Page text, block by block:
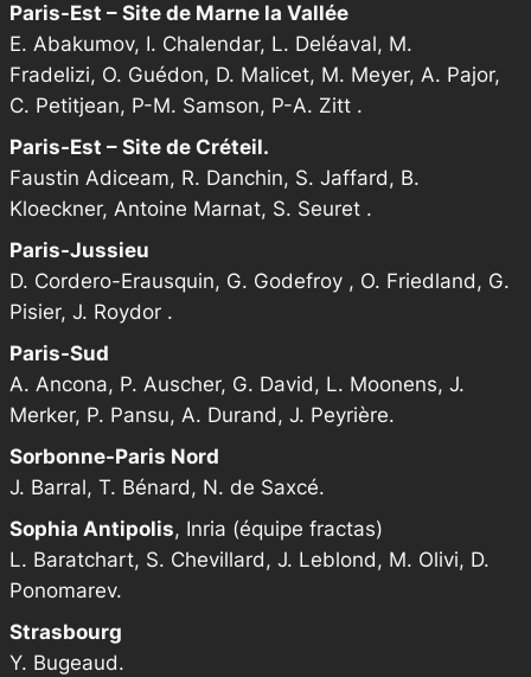
Paris-Est – Site de Marne la Vallée
E. Abakumov, I. Chalendar, L. Deléaval, M.
Fradelizi, O. Guédon, D. Malicet, M. Meyer, A. Pajor,
C. Petitjean, P-M. Samson, P-A. Zitt .
Paris-Est – Site de Créteil.
Faustin Adiceam, R. Danchin, S. Jaffard, B.
Kloeckner, Antoine Marnat, S. Seuret .
Paris-Jussieu
D. Cordero-Erausquin, G. Godefroy , O. Friedland, G.
Pisier, J. Roydor .
Paris-Sud
A. Ancona, P. Auscher, G. David, L. Moonens, J.
Merker, P. Pansu, A. Durand, J. Peyrière.
Sorbonne-Paris Nord
J. Barral, T. Bénard, N. de Saxcé.
Sophia Antipolis, Inria (équipe fractas)
L. Baratchart, S. Chevillard, J. Leblond, M. Olivi, D.
Ponomarev.
Strasbourg
Y. Bugeaud.